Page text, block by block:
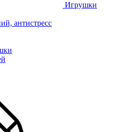
Игрушки
антистресс